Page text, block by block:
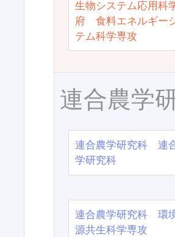
生物システム応用科
府 食料エネルギー
テム科学専攻
連合農学
連合農学研究科 連
学研究科
連合農学研究科 環
源共生科学専攻